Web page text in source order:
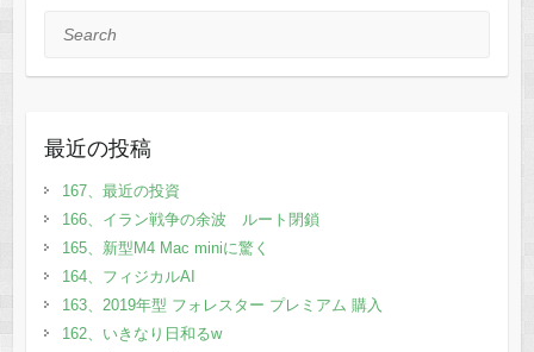
Search
最近の投稿
167、最近の投資
166、イラン戦争の余波 ルート閉鎖
165、新型M4 Mac miniに驚く
164、フィジカルAI
163、2019年型 フォレスター プレミアム 購入
162、いきなり日和るw